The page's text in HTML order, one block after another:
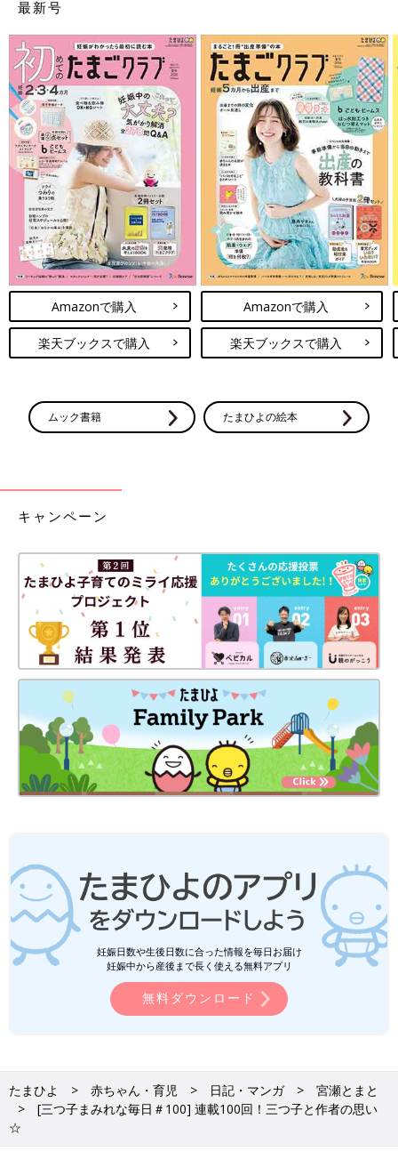
最新号
Amazonで購入
楽天ブックスで購入
Amazonで購入
楽天ブックスで購入
ムック書籍 たまひよの絵本
キャンペーン
妊娠日数や生後日数に合った情報を毎日お届け
妊娠中から産後まで長く使える無料アプリ
無料ダウンロード
たまひよ 赤ちゃん・育児 日記・マンガ
宮瀬とまと
[三つ子まみれな毎日＃100] 連載100回！三つ子と作者の思い
☆